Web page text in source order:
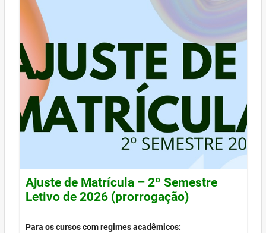
Ajuste de Matrícula – 2º Semestre
Letivo de 2026 (prorrogação)
Para os cursos com regimes acadêmicos: